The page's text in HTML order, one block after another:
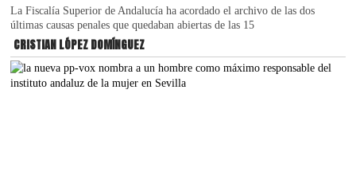
La Fiscalía Superior de Andalucía ha acordado el archivo de las dos
últimas causas penales que quedaban abiertas de las 15
CRISTIAN LÓPEZ DOMÍNGUEZ